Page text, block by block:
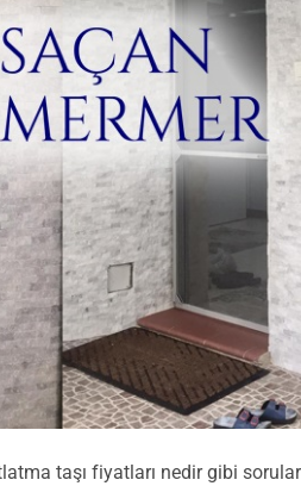
taşı fiyatları nedir gibi